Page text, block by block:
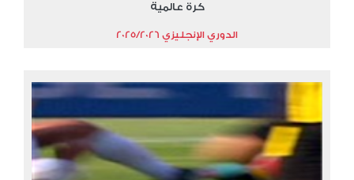
كرة عالمية
الدوري الإنجليزي 2025/2026